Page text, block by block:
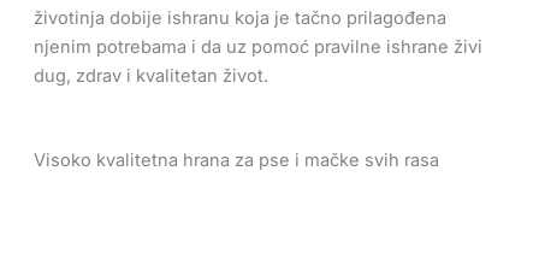
životinja dobije ishranu koja je tačno prilagođena
njenim potrebama i da uz pomoć pravilne ishrane živi
dug, zdrav i kvalitetan život.
Visoko kvalitetna hrana za pse i mačke svih rasa